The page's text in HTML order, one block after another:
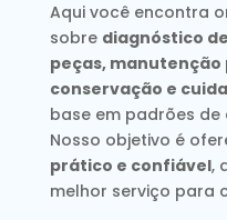
Aqui você encontra
sobre diagnóstico
peças,
conservação e
base em padrões
Nosso objetivo é
prático e confiável,
melhor serviço para